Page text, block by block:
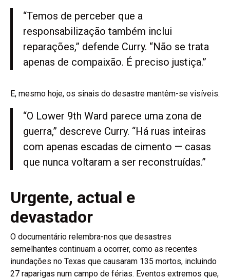
“Temos de perceber que a
responsabilização também inclui
reparações,” defende Curry. “Não se trata
apenas de compaixão. É preciso justiça.”
E, mesmo hoje, os sinais do desastre mantêm-se visíveis.
“O Lower 9th Ward parece uma zona de
guerra,” descreve Curry. “Há ruas inteiras
com apenas escadas de cimento — casas
que nunca voltaram a ser reconstruídas.”
Urgente, actual e
devastador
O documentário relembra-nos que desastres
semelhantes continuam a ocorrer, como as recentes
inundações no Texas que causaram 135 mortos, incluindo
27 raparigas num campo de férias. Eventos extremos que,